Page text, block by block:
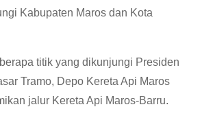
Kabupaten Maros dan Kota
titik yang dikunjungi Presiden
Tramo, Depo Kereta Api Maros
jalur Kereta Api Maros-Barru.